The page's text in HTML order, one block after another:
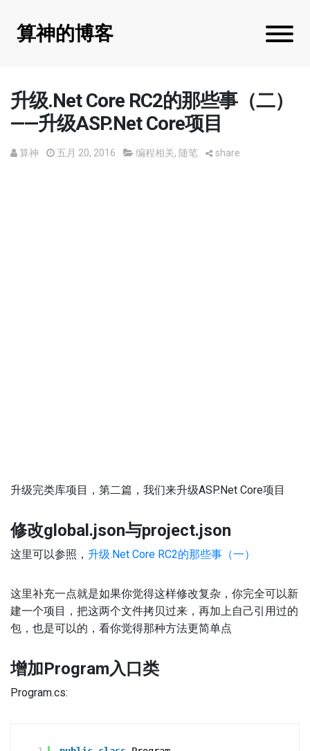
算神的博客
升级.Net Core RC2的那些事（二）
——升级ASP.Net Core项目
算神 五月 20, 2016 编程相关, 随笔 share
升级完类库项目，第二篇，我们来升级ASP.Net Core项目
修改global.json与project.json
这里可以参照， 升级.Net Core RC2的那些事（一）
这里补充一点就是如果你觉得这样修改复杂，你完全可以新
建一个项目，把这两个文件拷贝过来，再加上自己引用过的
包，也是可以的，看你觉得那种方法更简单点
增加Program入口类
Program.cs: